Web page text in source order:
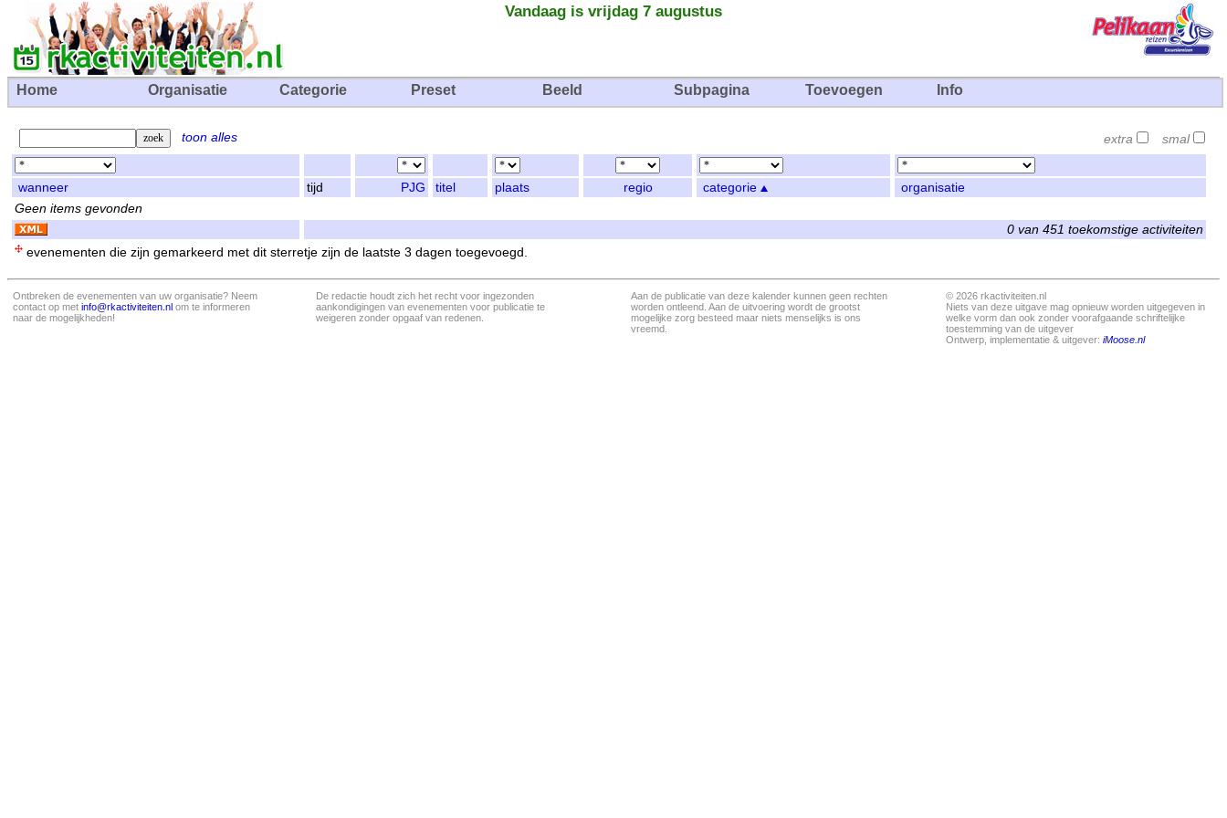
Vandaag is vrijdag 7 augustus
Home Organisatie Categorie Preset Beeld Subpagina Toevoegen Info
toon alles extra smal
wanneer tijd PJG titel plaats regio categorie
organisatie
Geen items gevonden
0 van 451 toekomstige activiteiten
evenementen die zijn gemarkeerd met dit sterretje zijn de laatste 3 dagen toegevoegd.
Ontbreken de evenementen van uw organisatie? Neem
contact op met info@rkactiviteiten.nl om te informeren
naar de mogelijkheden!
De redactie houdt zich het recht voor ingezonden
aankondigingen van evenementen voor publicatie te
weigeren zonder opgaaf van redenen.
Aan de publicatie van deze kalender kunnen geen rechten
worden ontleend. Aan de uitvoering wordt de grootst
mogelijke zorg besteed maar niets menselijks is ons
vreemd.
© 2026 rkactiviteiten.nl
Niets van deze uitgave mag opnieuw worden uitgegeven in
welke vorm dan ook zonder voorafgaande schriftelijke
toestemming van de uitgever
Ontwerp, implementatie & uitgever: iMoose.nl